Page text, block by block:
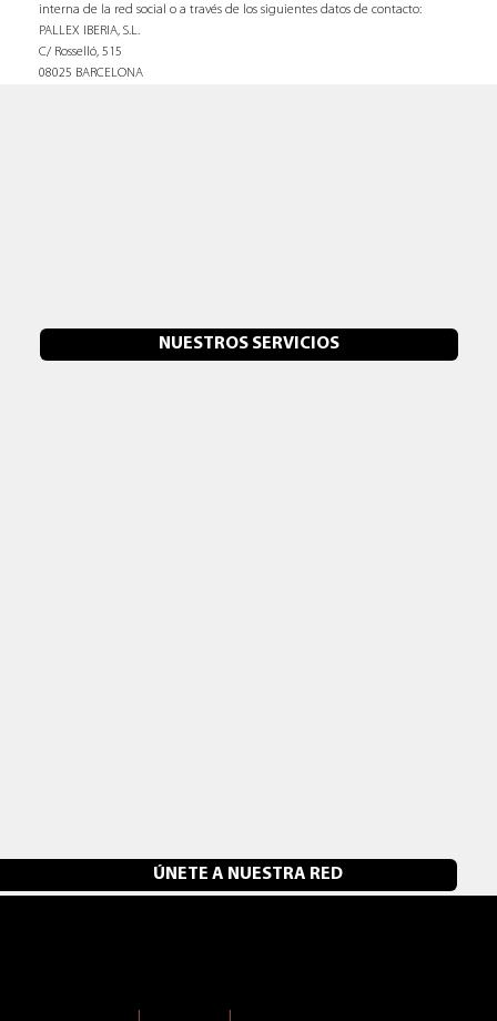
interna de la red social o a través de los siguientes datos de contacto:
PALLEX IBERIA, S.L.
C/ Rosselló, 515
08025 BARCELONA
NUESTROS SERVICIOS
TECNOLOGIAÚNETE A NUESTRA RED